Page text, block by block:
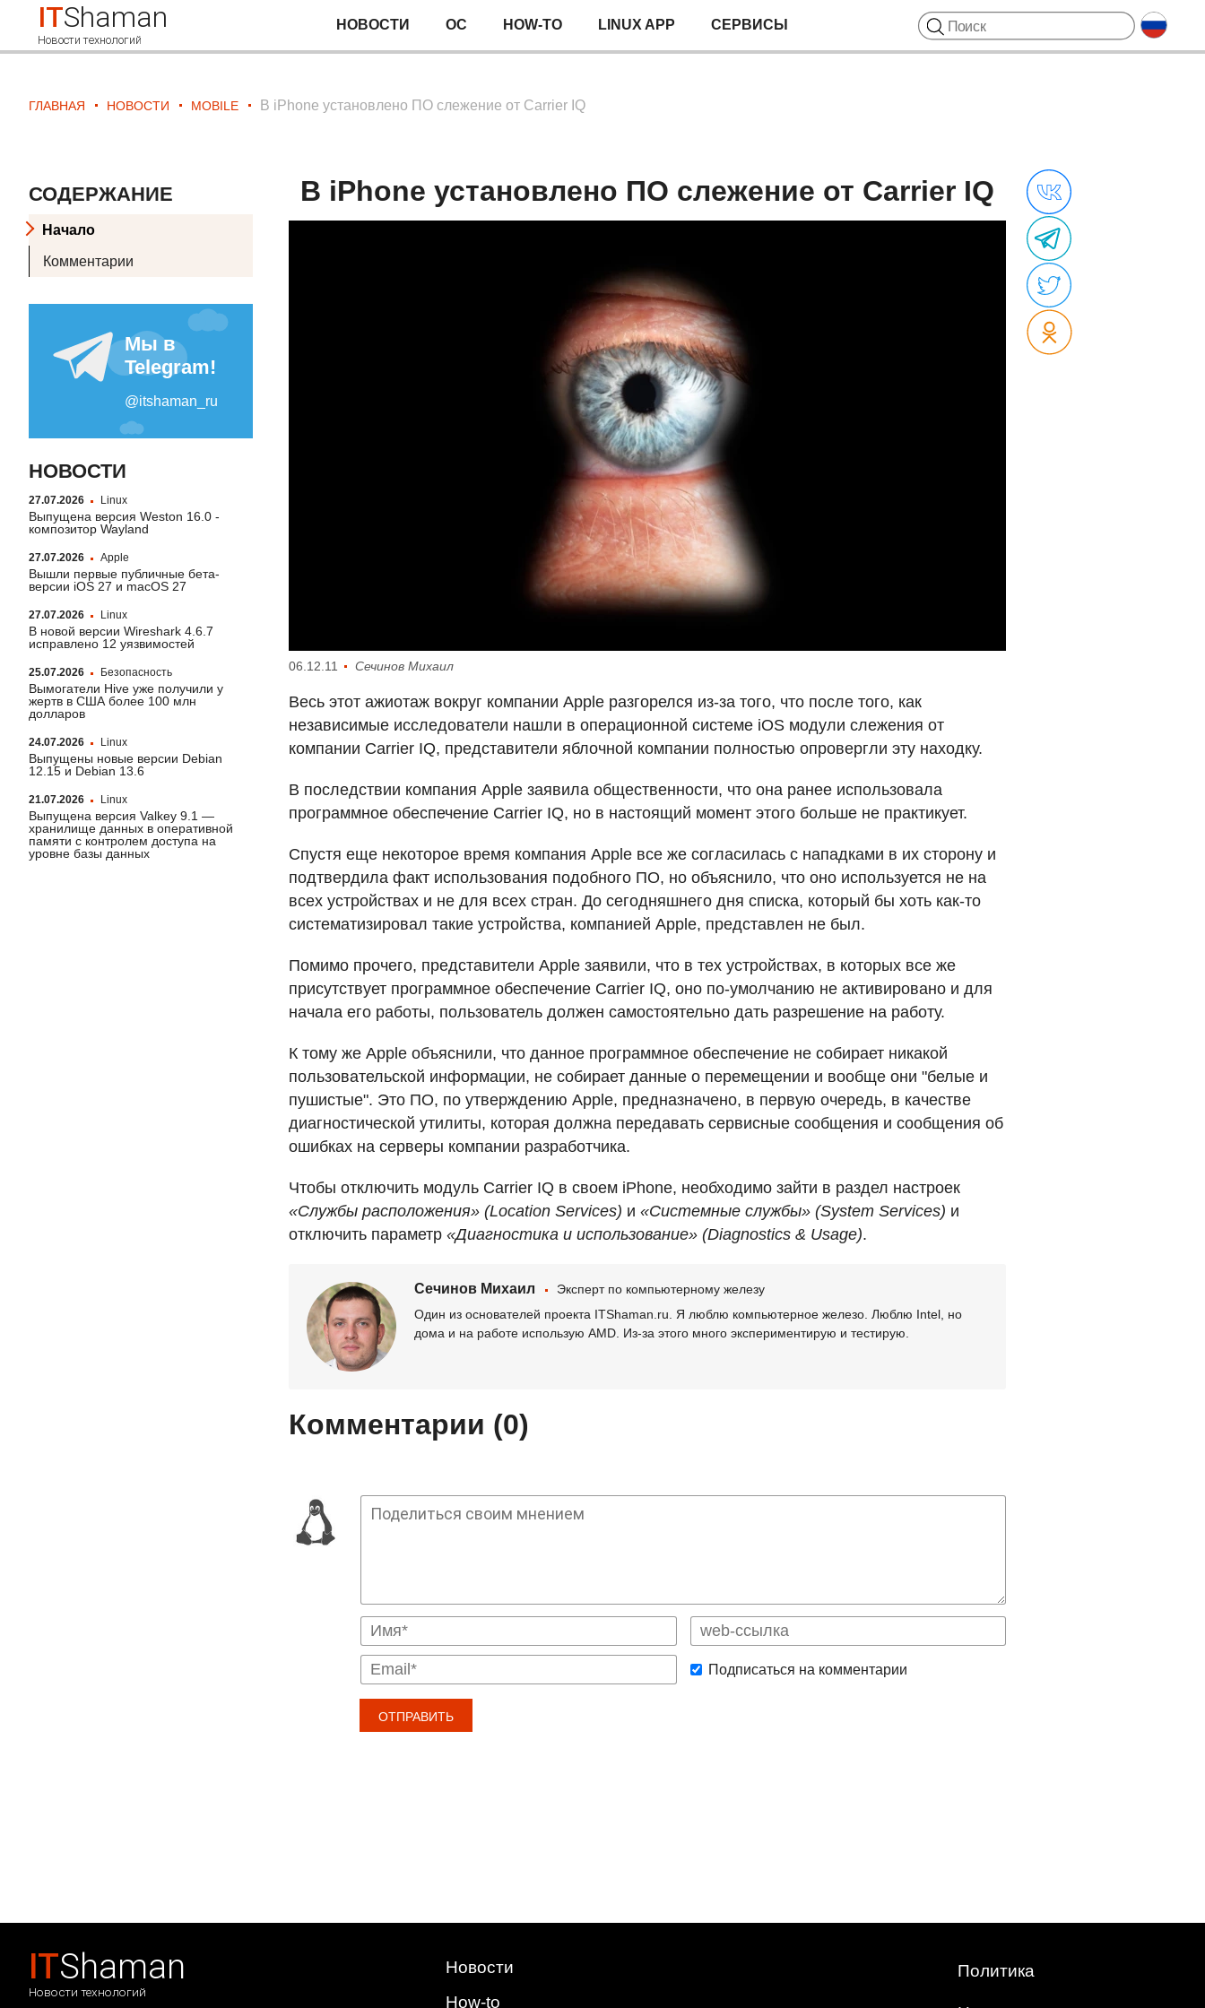
ITShaman
Новости технологий
НОВОСТИ ОС HOW-TO LINUX APP СЕРВИСЫ
ГЛАВНАЯ НОВОСТИ MOBILE В iPhone установлено ПО слежение от Carrier IQ
СОДЕРЖАНИЕ
Начало
Комментарии
НОВОСТИ
27.07.2026 Linux
Выпущена версия Weston 16.0 -
композитор Wayland
27.07.2026 Apple
Вышли первые публичные бета-
версии iOS 27 и macOS 27
27.07.2026 Linux
В новой версии Wireshark 4.6.7
исправлено 12 уязвимостей
25.07.2026 Безопасность
Вымогатели Hive уже получили у
жертв в США более 100 млн
долларов
24.07.2026 Linux
Выпущены новые версии Debian
12.15 и Debian 13.6
21.07.2026 Linux
Выпущена версия Valkey 9.1 —
хранилище данных в оперативной
памяти с контролем доступа на
уровне базы данных
В iPhone установлено ПО слежение от Carrier IQ
06.12.11 Сечинов Михаил
Весь этот ажиотаж вокруг компании Apple разгорелся из-за того, что после того, как
независимые исследователи нашли в операционной системе iOS модули слежения от
компании Carrier IQ, представители яблочной компании полностью опровергли эту находку.
В последствии компания Apple заявила общественности, что она ранее использовала
программное обеспечение Carrier IQ, но в настоящий момент этого больше не практикует.
Спустя еще некоторое время компания Apple все же согласилась с нападками в их сторону и
подтвердила факт использования подобного ПО, но объяснило, что оно используется не на
всех устройствах и не для всех стран. До сегодняшнего дня списка, который бы хоть как-то
систематизировал такие устройства, компанией Apple, представлен не был.
Помимо прочего, представители Apple заявили, что в тех устройствах, в которых все же
присутствует программное обеспечение Carrier IQ, оно по-умолчанию не активировано и для
начала его работы, пользователь должен самостоятельно дать разрешение на работу.
К тому же Apple объяснили, что данное программное обеспечение не собирает никакой
пользовательской информации, не собирает данные о перемещении и вообще они "белые и
пушистые". Это ПО, по утверждению Apple, предназначено, в первую очередь, в качестве
диагностической утилиты, которая должна передавать сервисные сообщения и сообщения об
ошибках на серверы компании разработчика.
Чтобы отключить модуль Carrier IQ в своем iPhone, необходимо зайти в раздел настроек
«Службы расположения» (Location Services) и «Системные службы» (System Services) и
отключить параметр «Диагностика и использование» (Diagnostics & Usage).
Сечинов Михаил
Эксперт по компьютерному железу
Один из основателей проекта ITShaman.ru. Я люблю компьютерное железо. Люблю Intel, но
дома и на работе использую AMD. Из-за этого много экспериментирую и тестирую.
Комментарии (0)
Подписаться на комментарии
ITShaman
Новости технологий
Новости
How-to
Политика